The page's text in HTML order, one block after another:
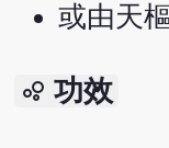
或由天
bubble_chart 功效